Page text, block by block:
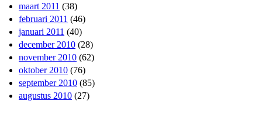
maart 2011 (38)
februari 2011 (46)
januari 2011 (40)
december 2010 (28)
november 2010 (62)
oktober 2010 (76)
september 2010 (85)
augustus 2010 (27)